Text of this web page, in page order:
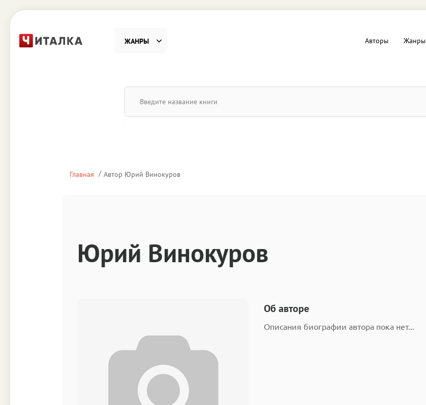
ЖАНРЫ
Проза
Авторы Жанры
Главная Автор Юрий Винокуров
Юрий Винокуров
Об авторе
Описания биографии автора пока нет...